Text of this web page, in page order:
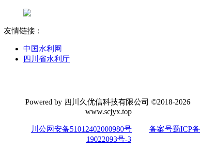
友情链接：
中国水利网
四川省水利厅
Powered by 四川久优信科技有限公司 ©2018-2026
www.scjyx.top
川公网安备51012402000980号
备案号蜀ICP备
19022093号-3